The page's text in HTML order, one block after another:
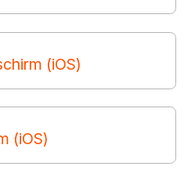
(iOS)
(iOS)